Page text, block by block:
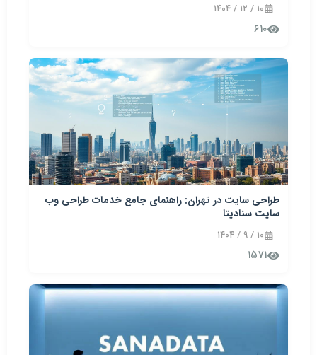
۱۰ / ۱۲ / ۱۴۰۴
۶۱۰
طراحی سایت در تهران: راهنمای جامع خدمات طراحی وب
سایت سنادیتا
۱۰ / ۹ / ۱۴۰۴
۱۵۷۱